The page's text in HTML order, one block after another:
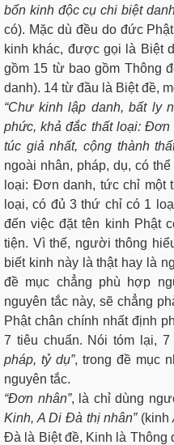
bổn kinh độc cụ chi biệt
có). Mặc dù đều do đức
kinh khác, được gọi là Biệt
gồm 15 từ bao gồm Thông
danh). 14 từ đầu là Biệt đề,
“Chư kinh lập danh, bất ly
phức, khả đắc thất loại:
túc giả nhất, cộng thành
ngoài nhân, pháp, dụ, có
loại: Đơn danh, tức chỉ một
loại, có đủ 3 thứ chỉ có 1
đến việc đặt tên kinh Phật
tiện. Vì thế, người thông
biết kinh này là thật hay là
đề mục chẳng phù hợp
nguyên tắc này, sẽ chẳng
Phật chân chính nhất định
7 tiêu chuẩn. Nói tóm lại, 7
pháp, tỷ dụ”, trong đề mục
nguyên tắc.
“Đơn nhân”, là chỉ dùng
Kinh, A Di Đà thị nhân” (kinh
Đà là Biệt đề, Kinh là Thông